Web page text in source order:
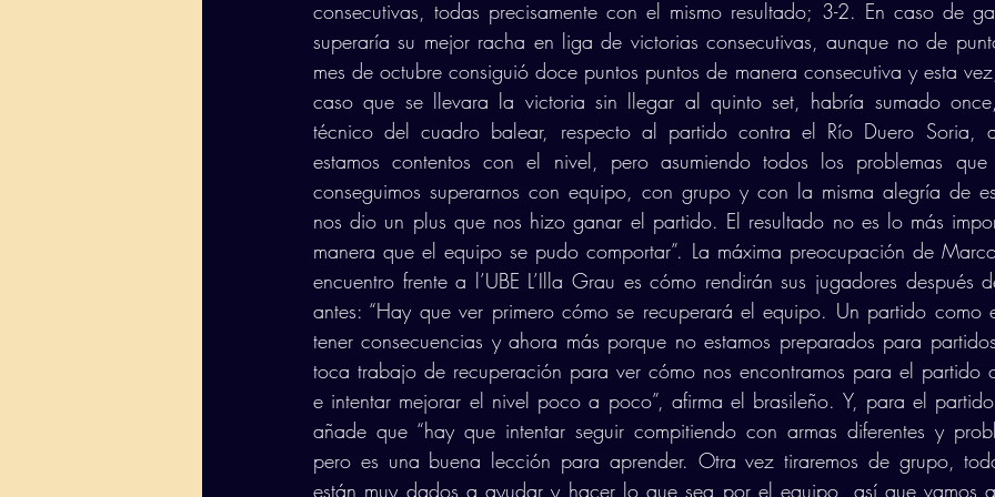
consecutivas, todas precisamente con el mismo resultado; 3-2. En caso de
superaría su mejor racha en liga de victorias consecutivas, aunque no de
mes de octubre consiguió doce puntos puntos de manera consecutiva y esta
caso que se llevara la victoria sin llegar al quinto set, habría sumado
técnico del cuadro balear, respecto al partido contra el Río Duero Soria,
estamos contentos con el nivel, pero asumiendo todos los problemas
conseguimos superarnos con equipo, con grupo y con la misma alegría de
nos dio un plus que nos hizo ganar el partido. El resultado no es lo más
manera que el equipo se pudo comportar”. La máxima preocupación de
encuentro frente a l’UBE L’Illa Grau es cómo rendirán sus jugadores después
antes: “Hay que ver primero cómo se recuperará el equipo. Un partido como
tener consecuencias y ahora más porque no estamos preparados para
toca trabajo de recuperación para ver cómo nos encontramos para el partido
e intentar mejorar el nivel poco a poco”, afirma el brasileño. Y, para el
añade que “hay que intentar seguir compitiendo con armas diferentes y
pero es una buena lección para aprender. Otra vez tiraremos de grupo,
están muy dados a ayudar y hacer lo que sea por el equipo, así que vamos